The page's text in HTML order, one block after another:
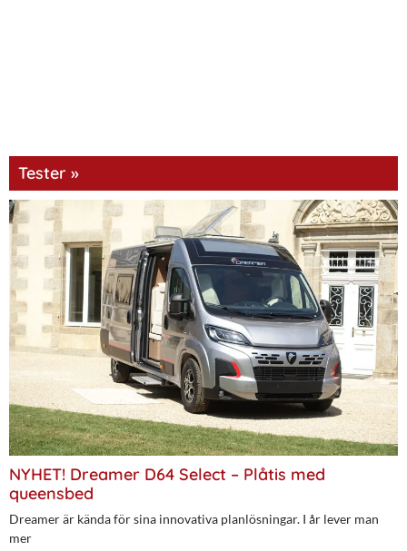
Tester »
NYHET! Dreamer D64 Select – Plåtis med
queensbed
Dreamer är kända för sina innovativa planlösningar. I år lever man
mer